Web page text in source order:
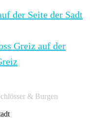
der Seite der Sadt
Greiz auf der
& Burgen